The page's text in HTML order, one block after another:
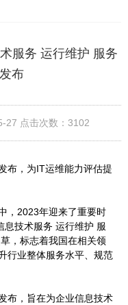
服务 运行维护 服务
布
27 点击次数： 3102
布，为IT运维能力评估提
，2023年迎来了重要时
息技术服务 运行维护 服
，标志着我国在相关领
行业整体服务水平、规范
布，旨在为企业信息技术